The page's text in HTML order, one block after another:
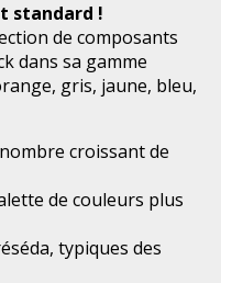
standard !
de composants
dans sa gamme
gris, jaune, bleu,
croissant de
de couleurs plus
typiques des